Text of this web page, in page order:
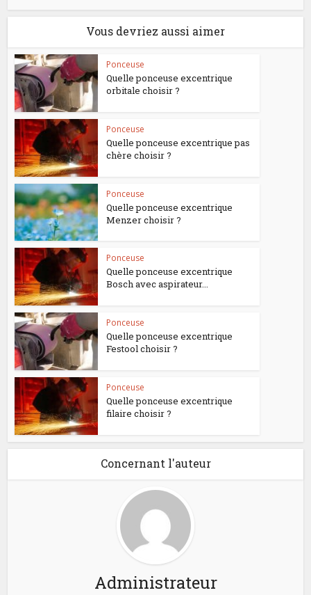
Vous devriez aussi aimer
Ponceuse
Quelle ponceuse excentrique
orbitale choisir ?
Ponceuse
Quelle ponceuse excentrique pas
chère choisir ?
Ponceuse
Quelle ponceuse excentrique
Menzer choisir ?
Ponceuse
Quelle ponceuse excentrique
Bosch avec aspirateur...
Ponceuse
Quelle ponceuse excentrique
Festool choisir ?
Ponceuse
Quelle ponceuse excentrique
filaire choisir ?
Concernant l'auteur
Administrateur